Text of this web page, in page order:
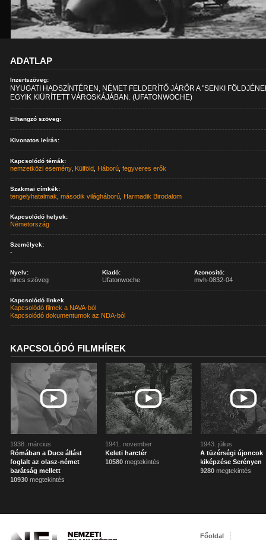
ADATLAP
Inzertszöveg:
NYUGATI HADSZÍNTÉREN, NÉMET FELDERÍTŐ JÁRŐR A "SENKI
EGYIK KIÜRÍTETT VÁROSKÁJÁBAN. (UFATONWOCHE)
Elhangzó szöveg:
Kivonatos leírás:
Kapcsolódó témák:
nemzetközi esemény, Külföld Háború ,fegyveres erők
Szakmai címkék:
tengelyhatalmak ,második világháború Harmadik Birodalom
Kapcsolódó helyek:
Németország
Személyek:
-
Nyelv:
nincs szöveg
Kiadó:
Ufatonwoche
Azonosító:
mvh-0832-04
Kapcsolódó linkek
Kapcsolódó filmek a NAVA-ból
Kapcsolódó dokumentumok az NDA-ból
KAPCSOLÓDÓ FILMHÍREK
1938. március
Rómában a Duce állást
foglalt az olasz-német
barátság mellett
10930 megtekintés
1941. november
Keleti harctér
10580 megtekintés
1943. július
A tüzérségi újoncok
kiképzése Serényen
9280 megtekintés
Főoldal